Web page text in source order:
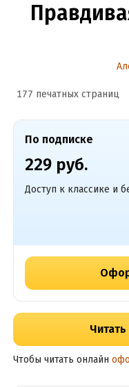
177 печатных страниц
По подписке
229 руб.
Доступ к классике и
Чтобы читать онлайн